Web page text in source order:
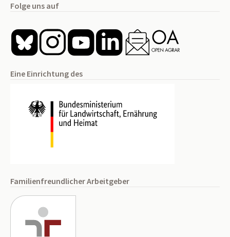
Folge uns auf
Eine Einrichtung des
Familienfreundlicher Arbeitgeber